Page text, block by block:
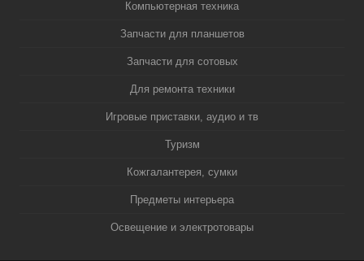
Компьютерная техника
Запчасти для планшетов
Запчасти для сотовых
Для ремонта техники
Игровые приставки, аудио и тв
Туризм
Кожгалантерея, сумки
Предметы интерьера
Освещение и электротовары